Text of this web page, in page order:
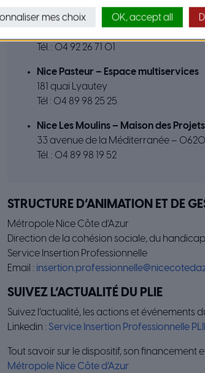
Espace Emploi
Tél. : 04 92 26 71 01
Nice Pasteur – Espace multiservices
181 quai Lyautey
Tél : 04 89 98 25 25
Nice Les Moulins – Maison des Projets
33 avenue de la Méditerranée –
Tél. : 04 89 98 19 52
STRUCTURE D’ANIMATION ET DE
Métropole Nice Côte d’Azur
Direction de la cohésion sociale, du
Service Insertion Professionnelle
Email :
SUIVEZ L’ACTUALITÉ DU PLIE
Suivez l’actualité, les actions et événements
Linkedin : Service Insertion Professionnelle
Tout savoir sur le dispositif, son financement
Métropole Nice Côte d’Azur
mes choix OK, accept all